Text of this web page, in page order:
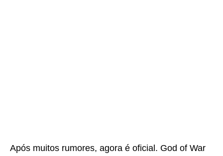
Após muitos rumores, agora é oficial. God of War